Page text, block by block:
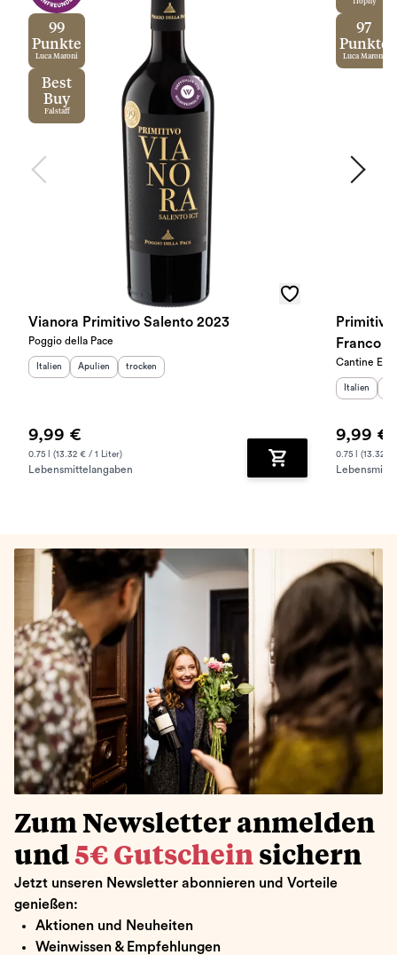
99
Punkte
Luca Maroni
Best
Buy
Falstaff
Vianora Primitivo Salento 2023
Poggio della Pace
Herkunftsland:
Italien Herkunftsregion:
Apulien Geschmack
trocken
9,99 €
0.75 l (13.32 € / 1 Liter)
Lebensmittelangaben Zum Warenkorb
Trophy
97
Punkte
Luca Maroni
Franco
Cantine
Italien
9,99 €
0.75 l (13.32 €
Zum Newsletter anmelden
und 5€ Gutschein sichern
Jetzt unseren Newsletter abonnieren und Vorteile
genießen:
Aktionen und Neuheiten
Weinwissen & Empfehlungen